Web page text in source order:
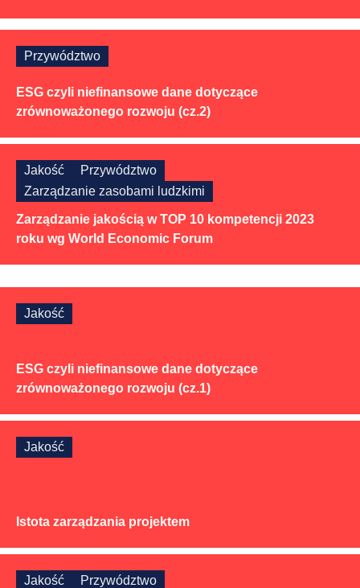
Przywództwo
ESG czyli niefinansowe dane dotyczące
zrównoważonego rozwoju (cz.2)
Jakość
Przywództwo
Zarządzanie zasobami ludzkimi
Zarządzanie jakością w TOP 10 kompetencji 2023
roku wg World Economic Forum
Jakość
ESG czyli niefinansowe dane dotyczące
zrównoważonego rozwoju (cz.1)
Jakość
Istota zarządzania projektem
Jakość Przywództwo